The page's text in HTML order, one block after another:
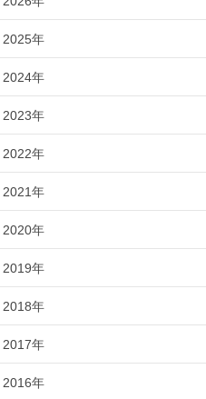
2025年
2024年
2023年
2022年
2021年
2020年
2019年
2018年
2017年
2016年